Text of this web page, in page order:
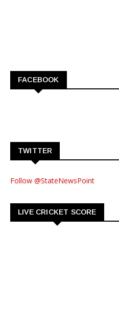
FACEBOOK
TWITTER
Follow @StateNewsPoint
LIVE CRICKET SCORE